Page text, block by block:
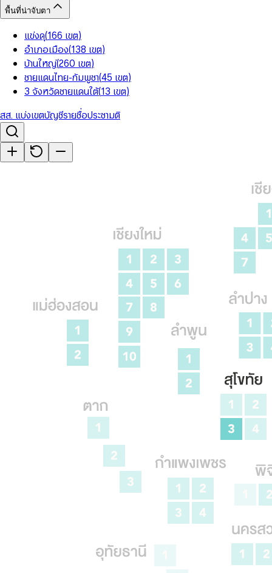
พื้นที่น่าจับตา
แข่งดุ(166 เขต)
อำเภอเมือง(138 เขต)
บ้านใหญ่(260 เขต)
ชายแดนไทย-กัมพูชา(45 เขต)
3 จังหวัดชายแดนใต้(13 เขต)
สส. แบ่งเขตบัญชีรายชื่อประชามติ